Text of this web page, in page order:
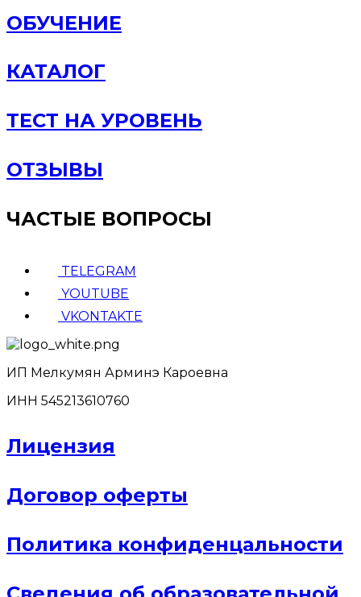
ОБУЧЕНИЕ
КАТАЛОГ
ТЕСТ НА УРОВЕНЬ
ОТЗЫВЫ
ЧАСТЫЕ ВОПРОСЫ
TELEGRAM
YOUTUBE
VKONTAKTE
ИП Мелкумян Арминэ Кароевна
ИНН 545213610760
Лицензия
Договор оферты
Политика конфиденцальности